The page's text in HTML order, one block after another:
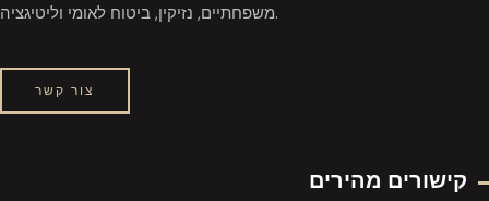
משפחתיים, נזיקין, ביטוח לאומי וליטיגציה.
צור קשר
קישורים מהירים